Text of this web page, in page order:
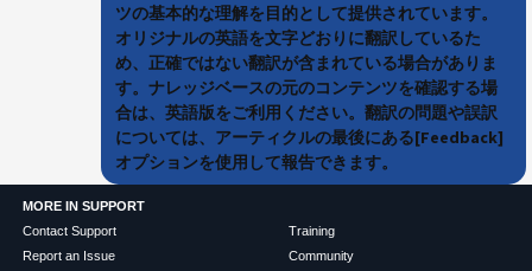
ツの基本的な理解を目的として提供されています。
オリジナルの英語を文字どおりに翻訳しているた
め、正確ではない翻訳が含まれている場合がありま
す。ナレッジベースの元のコンテンツを確認する場
合は、英語版をご利用ください。翻訳の問題や誤訳
については、アーティクルの最後にある[Feedback]
オプションを使用して報告できます。
MORE IN SUPPORT
Contact Support
Report an Issue
Training
Community